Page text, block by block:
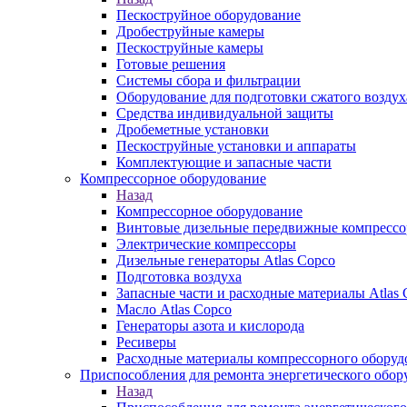
Пескоструйное оборудование
Дробеструйные камеры
Пескоструйные камеры
Готовые решения
Системы сбора и фильтрации
Оборудование для подготовки сжатого
Средства индивидуальной защиты
Дробеметные установки
Пескоструйные установки и аппараты
Комплектующие и запасные части
Компрессорное оборудование
Назад
Компрессорное оборудование
Винтовые дизельные передвижные
Электрические компрессоры
Дизельные генераторы Atlas Copco
Подготовка воздуха
Запасные части и расходные материалы Atlas
Масло Atlas Copco
Генераторы азота и кислорода
Ресиверы
Расходные материалы компрессорного
Приспособления для ремонта энергетического
Назад